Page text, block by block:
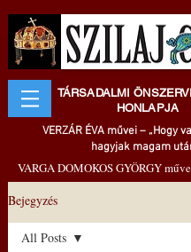
TÁRSADALMI
HONLAPJA
VERZÁR ÉVA művei – „Hogy
hagyjak magam
VARGA DOMOKOS GYÖRGY
Bejegyzés
All Posts